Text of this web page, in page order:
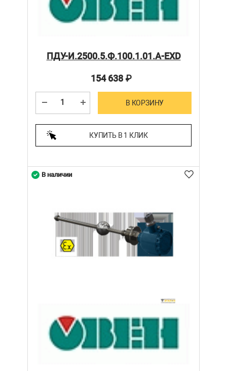
ПДУ-И.2500.5.Ф.100.1.01.А-ЕХD
154 638₽
В КОРЗИНУ
КУПИТЬ В 1 КЛИК
В наличии